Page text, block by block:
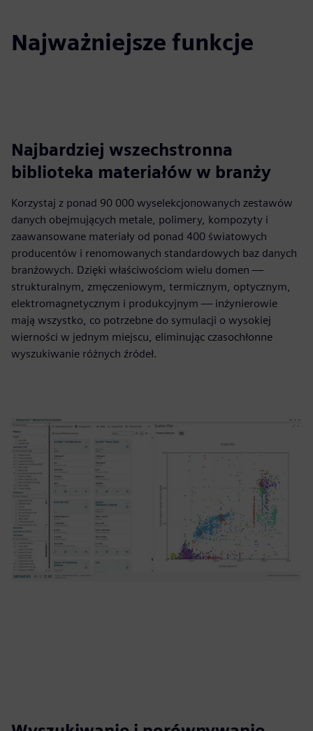
Najważniejsze funkcje
Najbardziej wszechstronna
biblioteka materiałów w branży
Korzystaj z ponad 90 000 wyselekcjonowanych zestawów
danych obejmujących metale, polimery, kompozyty i
zaawansowane materiały od ponad 400 światowych
producentów i renomowanych standardowych baz danych
branżowych. Dzięki właściwościom wielu domen —
strukturalnym, zmęczeniowym, termicznym, optycznym,
elektromagnetycznym i produkcyjnym — inżynierowie
mają wszystko, co potrzebne do symulacji o wysokiej
wierności w jednym miejscu, eliminując czasochłonne
wyszukiwanie różnych źródeł.